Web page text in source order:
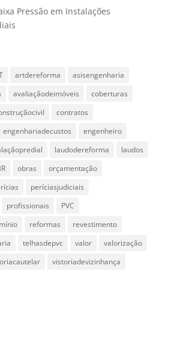
Pressão em Instalações
artdereforma
asisengenharia
avaliaçãodeimóveis
coberturas
contratos
engenhariadecustos
engenheiro
laudodereforma
laudos
obras
orçamentação
períciasjudiciais
profissionais
PVC
reformas
revestimento
telhasdepvc valor
valorização
vistoriadevizinhança